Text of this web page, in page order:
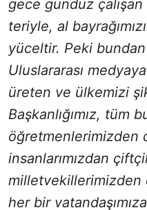
gece gündüz çalışan
teriyle, al
yüceltir. Peki
Uluslararası
üreten ve ülkemizi
Başkanlığımız, tüm
öğretmenlerimizden
insanlarımızdan
milletvekillerimizden
her bir